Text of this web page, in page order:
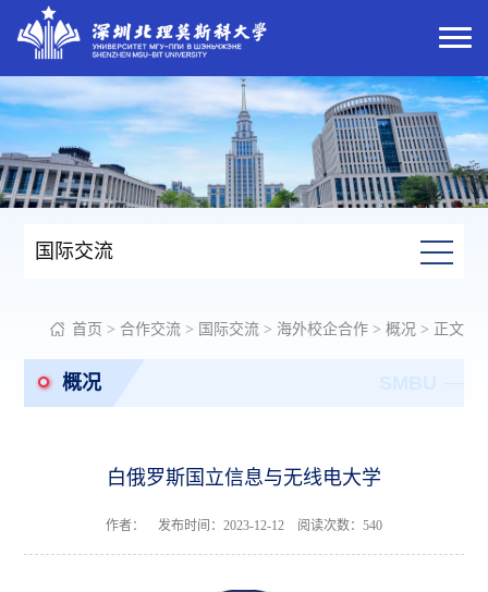
国际交流
首页 > 合作交流> 国际交流> 海外校企合作> 概况> 正文
概况
白俄罗斯国立信息与无线电大学
作者： 发布时间：2023-12-12 阅读次数： 540